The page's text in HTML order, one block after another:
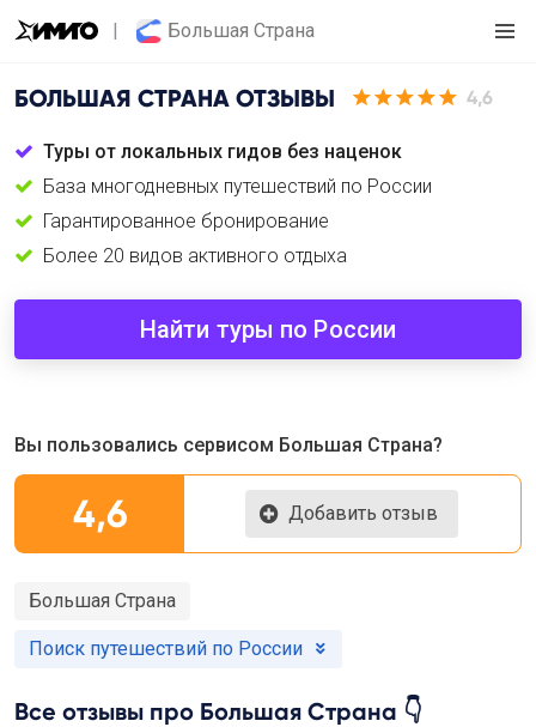
Большая Страна
БОЛЬШАЯ СТРАНА ОТЗЫВЫ 4,6
Туры от локальных гидов без наценок
База многодневных путешествий по России
Гарантированное бронирование
Более 20 видов активного отдыха
Найти туры по России
Вы пользовались сервисом Большая Страна?
4,6 Добавить отзыв
Большая Страна
Поиск путешествий по России
Все отзывы про Большая Страна 👇